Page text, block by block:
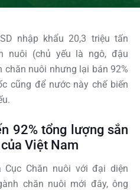
nhập khẩu 20,3 triệu tấn
nuôi (chủ yếu là ngô, đậu
nuôi nhưng lại bán 92%
cũng để nước này chế biến
92% tổng lượng sắn
Việt Nam
Chăn nuôi với đại diện
chăn nuôi mới đây, ông